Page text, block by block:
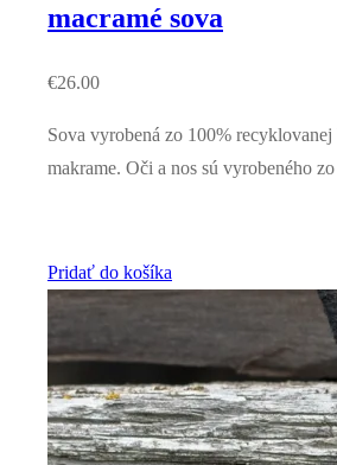
macramé sova
€26.00
Sova vyrobená zo 100%
makrame. Oči a nos sú vyrobeného
Pridať do košíka